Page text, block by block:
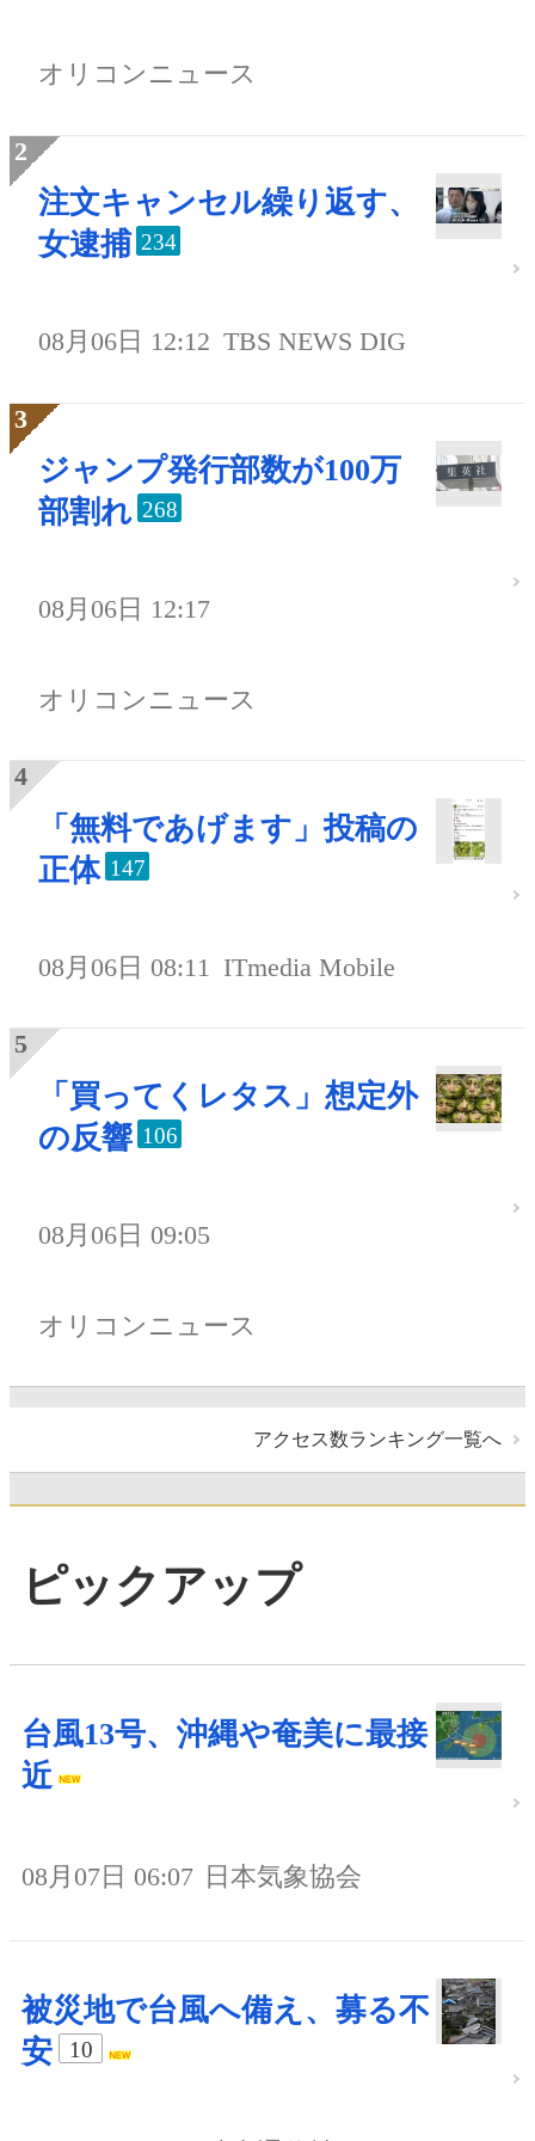
オリコンニュース
注文キャンセル繰り返す、
女逮捕 234
08月06日 12:12 TBS NEWS DIG
ジャンプ発行部数が100万
部割れ 268
08月06日 12:17
オリコンニュース
「無料であげます」投稿の
正体 147
08月06日 08:11 ITmedia Mobile
「買ってくレタス」想定外
の反響 106
08月06日 09:05
オリコンニュース
アクセス数ランキング一覧へ
ピックアップ
台風13号、沖縄や奄美に最接
近
08月07日 06:07 日本気象協会
被災地で台風へ備え、募る不
安
10